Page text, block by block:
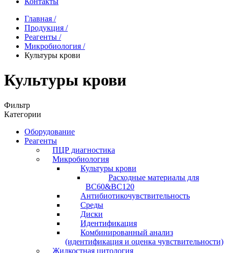
Главная /
Продукция /
Реагенты /
Микробиология /
Культуры крови
Культуры крови
Фильтр
Категории
Оборудование
Реагенты
ПЦР диагностика
Микробиология
Культуры крови
Расходные материалы для
BC60&BC120
Антибиотикочувствительность
Среды
Диски
Идентификация
Комбинированный анализ
(идентификация и оценка чувствительности)
Жидкостная цитология